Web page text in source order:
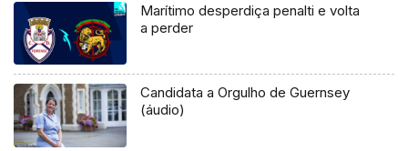
Marítimo desperdiça penalti e volta
a perder
Candidata a Orgulho de Guernsey
(áudio)